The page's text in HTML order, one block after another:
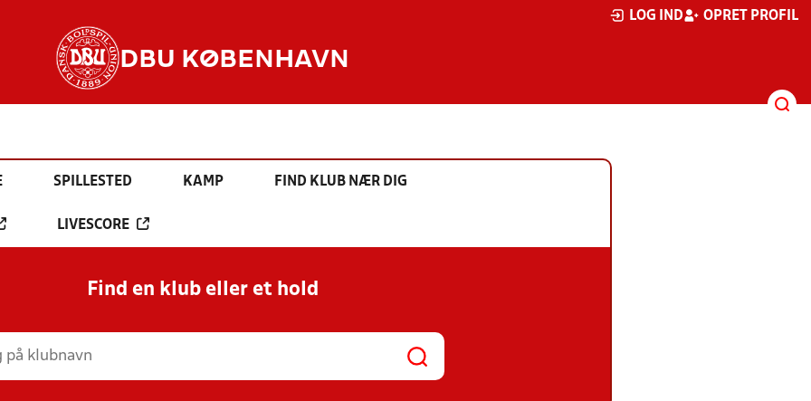
LOG IND OPRET PROFIL
DBU KØBENHAVN
SPILLESTED KAMP FIND KLUB NÆR DIG
LIVESCORE
Find en klub eller et hold